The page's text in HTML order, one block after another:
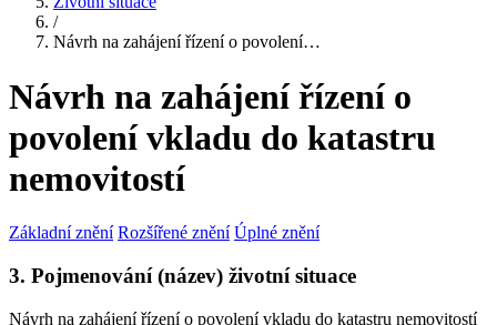
/
Návrh na zahájení řízení o povolení…
Návrh na zahájení řízení o
povolení vkladu do katastru
nemovitostí
Základní znění Rozšířené znění Úplné znění
3. Pojmenování (název) životní situace
Návrh na zahájení řízení o povolení vkladu do katastru nemovitostí